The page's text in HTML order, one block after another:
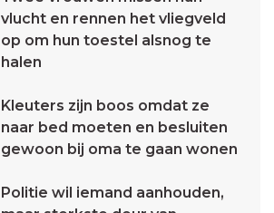
vlucht en rennen het vliegveld
op om hun toestel alsnog te
halen
Kleuters zijn boos omdat ze
naar bed moeten en besluiten
gewoon bij oma te gaan wonen
Politie wil iemand aanhouden,